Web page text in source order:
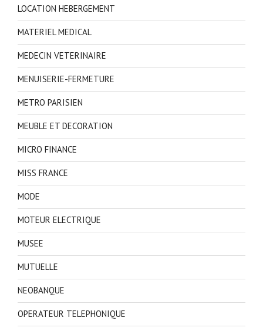
LOCATION HEBERGEMENT
MATERIEL MEDICAL
MEDECIN VETERINAIRE
MENUISERIE-FERMETURE
METRO PARISIEN
MEUBLE ET DECORATION
MICRO FINANCE
MISS FRANCE
MODE
MOTEUR ELECTRIQUE
MUSEE
MUTUELLE
NEOBANQUE
OPERATEUR TELEPHONIQUE